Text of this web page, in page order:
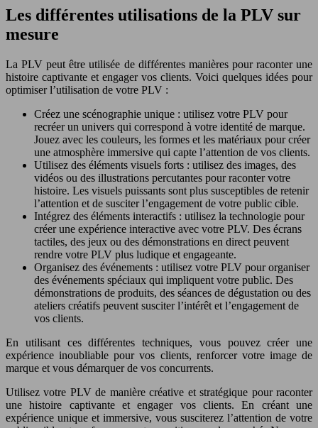
Les différentes utilisations de la PLV sur
mesure
La PLV peut être utilisée de différentes manières pour raconter une
histoire captivante et engager vos clients. Voici quelques idées pour
optimiser l’utilisation de votre PLV :
Créez une scénographie unique : utilisez votre PLV pour
recréer un univers qui correspond à votre identité de marque.
Jouez avec les couleurs, les formes et les matériaux pour créer
une atmosphère immersive qui capte l’attention de vos clients.
Utilisez des éléments visuels forts : utilisez des images, des
vidéos ou des illustrations percutantes pour raconter votre
histoire. Les visuels puissants sont plus susceptibles de retenir
l’attention et de susciter l’engagement de votre public cible.
Intégrez des éléments interactifs : utilisez la technologie pour
créer une expérience interactive avec votre PLV. Des écrans
tactiles, des jeux ou des démonstrations en direct peuvent
rendre votre PLV plus ludique et engageante.
Organisez des événements : utilisez votre PLV pour organiser
des événements spéciaux qui impliquent votre public. Des
démonstrations de produits, des séances de dégustation ou des
ateliers créatifs peuvent susciter l’intérêt et l’engagement de
vos clients.
En utilisant ces différentes techniques, vous pouvez créer une
expérience inoubliable pour vos clients, renforcer votre image de
marque et vous démarquer de vos concurrents.
Utilisez votre PLV de manière créative et stratégique pour raconter
une histoire captivante et engager vos clients. En créant une
expérience unique et immersive, vous susciterez l’attention de votre